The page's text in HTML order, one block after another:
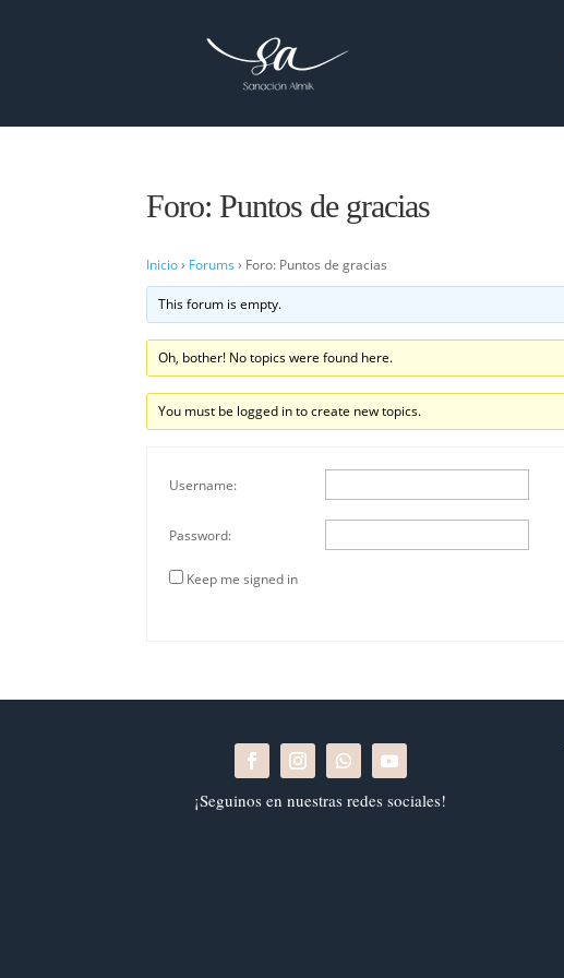
Foro: Puntos de gracias
Inicio › Forums › Foro: Puntos de gracias
This forum is empty.
Oh, bother! No topics were found here.
You must be logged in to create new topics.
Username:
Password:
Keep me signed in
¡Seguinos en nuestras redes sociales!